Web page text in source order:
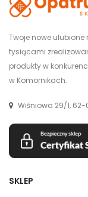
Twoje nowe
tysiącami
produkty w
w Komornikach.
Wiśniowa 29/1,
SKLEP